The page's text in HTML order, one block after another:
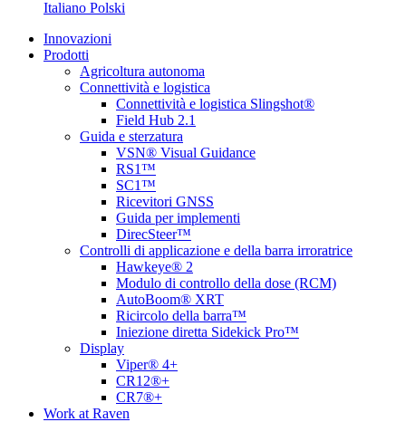
Italiano Polski
Innovazioni
Prodotti
Agricoltura autonoma
Connettività e logistica
Connettività e logistica Slingshot®
Field Hub 2.1
Guida e sterzatura
VSN® Visual Guidance
RS1™
SC1™
Ricevitori GNSS
Guida per implementi
DirecSteer™
Controlli di applicazione e della barra irroratrice
Hawkeye® 2
Modulo di controllo della dose (RCM)
AutoBoom® XRT
Ricircolo della barra™
Iniezione diretta Sidekick Pro™
Display
Viper® 4+
CR12®+
CR7®+
Work at Raven